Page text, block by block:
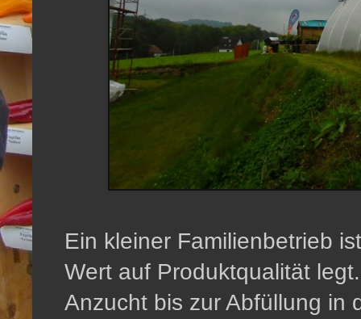
Ein kleiner Familienbetrieb
Wert auf Produktqualität
Anzucht bis zur Abfüllung in